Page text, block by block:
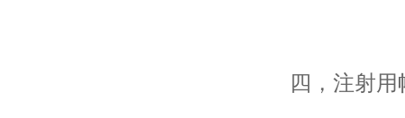
四，注射